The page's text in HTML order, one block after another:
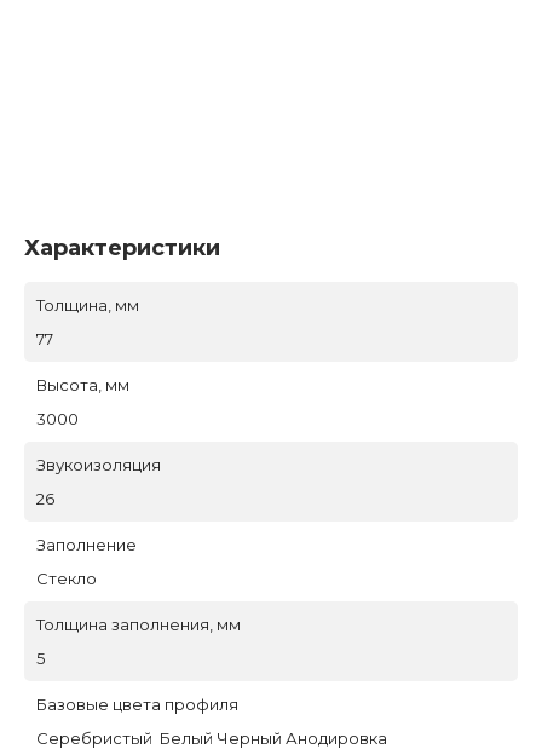
Характеристики
Толщина, мм
77
Высота, мм
3000
Звукоизоляция
26
Заполнение
Стекло
Толщина заполнения, мм
5
Базовые цвета профиля
Серебристый Белый Черный Анодировка